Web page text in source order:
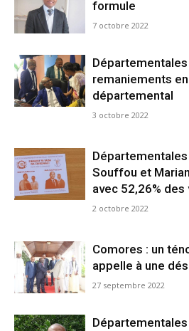
formule
7 octobre 2022
Départementales
remaniements
départemental
3 octobre 2022
Souffou et
avec 52,26% des
2 octobre 2022
Comores : un
appelle à une
27 septembre 2022